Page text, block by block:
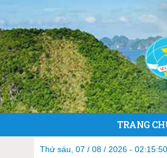
TRANG
Thứ sáu, 07 / 08 / 2026 - 02:15:53